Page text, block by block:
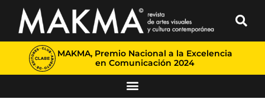
MAKMA, Premio Nacional a la Excelencia
en Comunicación 2024